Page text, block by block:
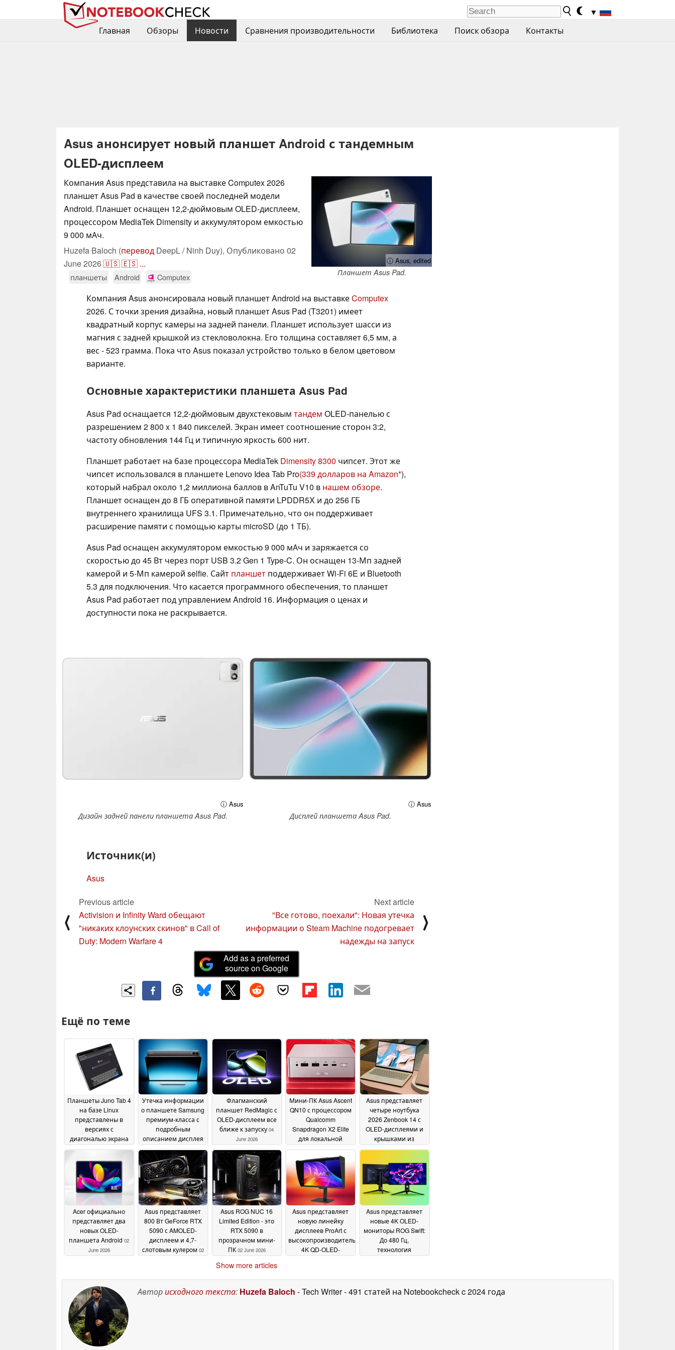
▼
Главная
Обзоры Новости Сравнения производительности Библиотека Поиск обзора Контакты
Asus анонсирует новый планшет Android с тандемным
OLED-дисплеем
ⓘ Asus, edited
Планшет Asus Pad.
Компания Asus представила на выставке Computex 2026
планшет Asus Pad в качестве своей последней модели
Android. Планшет оснащен 12,2-дюймовым OLED-дисплеем,
процессором MediaTek Dimensity и аккумулятором емкостью
9 000 мАч.
Huzefa Baloch (перевод DeepL / Ninh Duy), Опубликовано 02
June 2026🇺🇸🇪🇸 ...
планшеты Android Computex
Компания Asus анонсировала новый планшет Android на выставкеComputex
2026. С точки зрения дизайна, новый планшет Asus Pad (T3201) имеет
квадратный корпус камеры на задней панели. Планшет использует шасси из
магния с задней крышкой из стекловолокна. Его толщина составляет 6,5 мм, а
вес - 523 грамма. Пока что Asus показал устройство только в белом цветовом
варианте.
Основные характеристики планшета Asus Pad
Asus Pad оснащается 12,2-дюймовым двухстековым тандем OLED-панелью с
разрешением 2 800 x 1 840 пикселей. Экран имеет соотношение сторон 3:2,
частоту обновления 144 Гц и типичную яркость 600 нит.
Планшет работает на базе процессора MediaTek Dimensity 8300 чипсет. Этот же
чипсет использовался в планшете Lenovo Idea Tab Pro(339 долларов на Amazon ),
который набрал около 1,2 миллиона баллов в AnTuTu V10 в нашем обзоре.
Планшет оснащен до 8 ГБ оперативной памяти LPDDR5X и до 256 ГБ
внутреннего хранилища UFS 3.1. Примечательно, что он поддерживает
расширение памяти с помощью карты microSD (до 1 ТБ).
Asus Pad оснащен аккумулятором емкостью 9 000 мАч и заряжается со
скоростью до 45 Вт через порт USB 3.2 Gen 1 Type-C. Он оснащен 13-Мп задней
камерой и 5-Мп камерой selfie. Сайт планшет поддерживает Wi-Fi 6E и Bluetooth
5.3 для подключения. Что касается программного обеспечения, то планшет
Asus Pad работает под управлением Android 16. Информация о ценах и
доступности пока не раскрывается.
ⓘ Asus
Дизайн задней панели планшета Asus Pad.
ⓘ Asus
Дисплей планшета Asus Pad.
Источник(и)
Asus
⟨
Previous article
Activision и Infinity Ward обещают
"никаких клоунских скинов" в Call of
Duty: Modern Warfare 4
Next article
"Все готово, поехали": Новая утечка
информации о Steam Machine подогревает
надежды на запуск
⟩
Add as a preferred
source on Google
Ещё по теме
Планшеты Juno Tab 4
на базе Linux
представлены в
версиях с
диагональю экрана
процессорами Intel
June 2026
Утечка информации
о планшете Samsung
премиум-класса с
подробным
описанием дисплея
10 June 2026
Флагманский
планшет RedMagic с
OLED-дисплеем все
ближе к запуску 04
June 2026
Мини-ПК Asus Ascent
QN10 с процессором
Qualcomm
Snapdragon X2 Elite
для локальной
OpenClaw02 June 2026
Asus представляет
четыре ноутбука
2026 Zenbook 14 с
OLED-дисплеями и
крышками из
June 2026
Acer официально
представляет два
новых OLED-
планшета Android 02
June 2026
Asus представляет
800 Вт GeForce RTX
5090 с AMOLED-
дисплеем и 4,7-
слотовым кулером 02
Asus ROG NUC 16
Limited Edition - это
RTX 5090 в
прозрачном мини-
ПК 02 June 2026
Asus представляет
новую линейку
дисплеев ProArt с
высокопроизводительными
4K QD-OLED-
June 2026
Asus представляет
новые 4K OLED-
мониторы ROG Swift:
До 480 Гц,
технология
Show more articles
Авторисходного текста: Huzefa Baloch - Tech Writer- 491 статей на Notebookcheckc 2024 года